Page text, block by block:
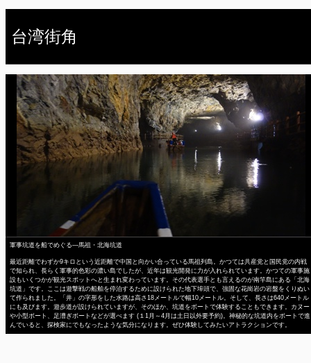
台湾街角
軍事坑道を船でめぐる―馬祖・北海坑道
最近距離でわずか9キロという近距離で中国と向かい合っている馬祖列島。かつては共産党と国民党の内戦
で知られ、長らく軍事的色彩の濃い島でしたが、近年は観光開発に力が入れられています。かつての軍事施
設もいくつかが観光スポットへと生まれ変わっています。その代表選手とも言えるのが南竿島にある「北海
坑道」です。ここは遊撃戦の船舶を停泊するために設けられた地下埠頭で、強固な花崗岩の岩盤をくりぬい
て作られました。「井」の字形をした水路は高さ18メートルで幅10メートル。そして、長さは640メートル
にも及びます。遊歩道が設けられていますが、そのほか、坑道をボートで体験することもできます。カヌー
や小型ボート、足漕ぎボートなどが選べます (１1月～4月は土日以外要予約)。神秘的な坑道内をボートで進
んでいると、探検家にでもなったような気分になります。ぜひ体験してみたいアトラクションです。